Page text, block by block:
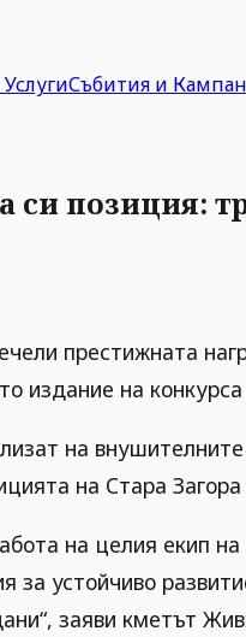
Събития и
си позиция:
престижната
на
на
на Стара
на целия екип
устойчиво
заяви кметът